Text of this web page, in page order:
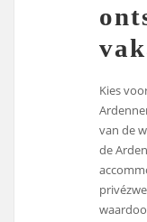
Kies
van de
de